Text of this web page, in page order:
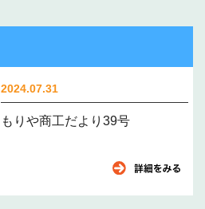
2024.07.31
もりや商工だより39号